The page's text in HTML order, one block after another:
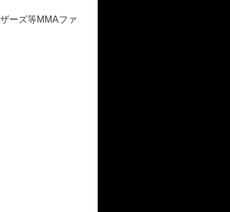
ーズ等MMAファ